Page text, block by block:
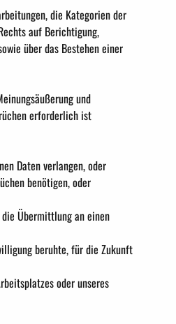
die Kategorien der
auf Berichtigung,
über das Bestehen einer
und
erforderlich ist
Daten verlangen, oder
benötigen, oder
Übermittlung an einen
beruhte, für die Zukunft
oder unseres